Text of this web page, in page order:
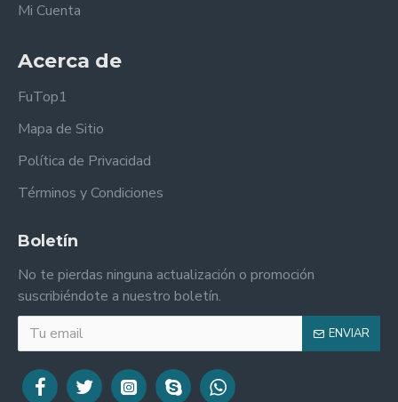
Mi Cuenta
Acerca de
FuTop1
Mapa de Sitio
Política de Privacidad
Términos y Condiciones
Boletín
No te pierdas ninguna actualización o promoción
suscribiéndote a nuestro boletín.
ENVIAR